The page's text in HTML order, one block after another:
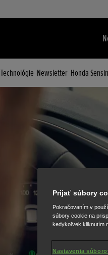
Technológie Newsletter Honda
Prijať súbory
Pokračovaním v
súbory cookie na
kedykoľvek kliknutím
Nastavenia